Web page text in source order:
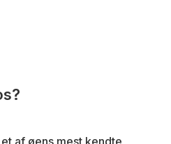
af øens mest kendte